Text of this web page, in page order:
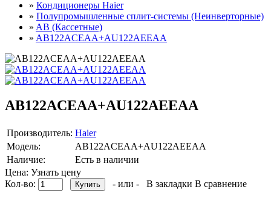
» Кондиционеры Haier
» Полупромышленные сплит-системы (Неинверторные)
» AB (Кассетные)
» AB122ACEAA+AU122AEEAA
AB122ACEAA+AU122AEEAA
Производитель: Haier
Модель:
AB122ACEAA+AU122AEEAA
Наличие:
Есть в наличии
Цена: Узнать цену
Кол-во:
- или - В закладки В сравнение